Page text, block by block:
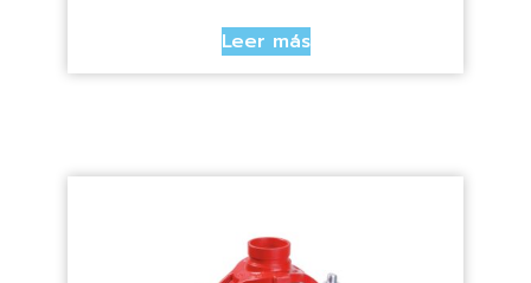
Leer más